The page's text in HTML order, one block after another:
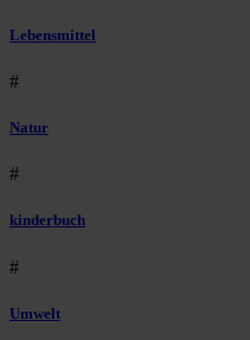
Lebensmittel
#
Natur
#
kinderbuch
#
Umwelt